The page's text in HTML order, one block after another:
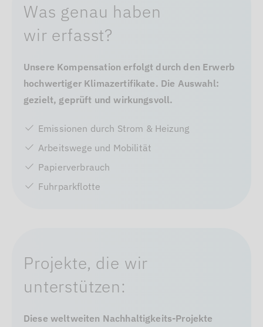
Was genau haben
wir erfasst?
Unsere Kompensation erfolgt durch den Erwerb
hochwertiger Klimazertifikate. Die Auswahl:
gezielt, geprüft und wirkungsvoll.
Emissionen durch Strom & Heizung
Arbeitswege und Mobilität
Papierverbrauch
Fuhrparkflotte
Projekte, die wir
unterstützen:
Diese weltweiten Nachhaltigkeits-Projekte